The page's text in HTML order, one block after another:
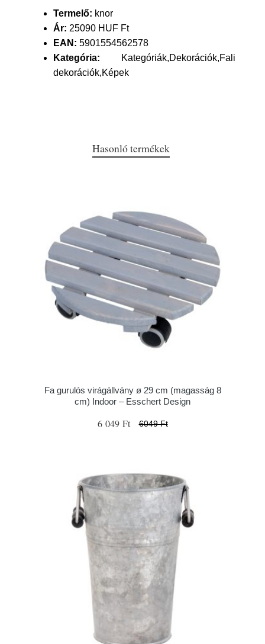
Termelő: knor
Ár: 25090 HUF Ft
EAN: 5901554562578
Kategória: Kategóriák,Dekorációk,Fali
dekorációk,Képek
Hasonló termékek
Fa gurulós virágállvány ø 29 cm (magasság 8
cm) Indoor – Esschert Design
6 049 Ft 6049 Ft